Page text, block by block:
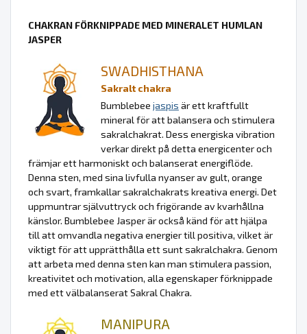
CHAKRAN FÖRKNIPPADE MED MINERALET HUMLAN
JASPER
SWADHISTHANA
Sakralt chakra
Bumblebee jaspis är ett kraftfullt
mineral för att balansera och stimulera
sakralchakrat. Dess energiska vibration
verkar direkt på detta energicenter och
främjar ett harmoniskt och balanserat energiflöde.
Denna sten, med sina livfulla nyanser av gult, orange
och svart, framkallar sakralchakrats kreativa energi. Det
uppmuntrar självuttryck och frigörande av kvarhållna
känslor. Bumblebee Jasper är också känd för att hjälpa
till att omvandla negativa energier till positiva, vilket är
viktigt för att upprätthålla ett sunt sakralchakra. Genom
att arbeta med denna sten kan man stimulera passion,
kreativitet och motivation, alla egenskaper förknippade
med ett välbalanserat Sakral Chakra.
MANIPURA